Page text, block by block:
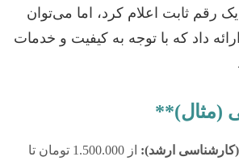
رقم ثابت اعلام کرد، اما می‌توان
داد که با توجه به کیفیت و خدمات
(مثال)**
(کارشناسی ارشد):
از 1.500.000 تومان تا